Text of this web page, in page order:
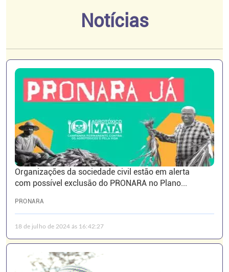
Notícias
Organizações da sociedade civil estão em alerta
com possível exclusão do PRONARA no Plano...
PRONARA
18 de julho de 2024 ás 16:42:27